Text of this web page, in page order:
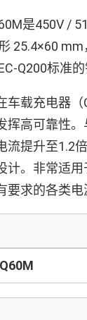
是450V /
25.4×60
Q200标准的
车载充电器
挥高可靠性
流提升至1.2
计。非常适
求的各类电